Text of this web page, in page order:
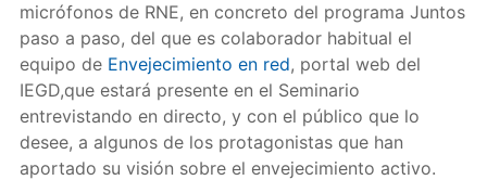
micrófonos de RNE, en concreto del programa Juntos
paso a paso, del que es colaborador habitual el
equipo de Envejecimiento en red, portal web del
IEGD,que estará presente en el Seminario
entrevistando en directo, y con el público que lo
desee, a algunos de los protagonistas que han
aportado su visión sobre el envejecimiento activo.